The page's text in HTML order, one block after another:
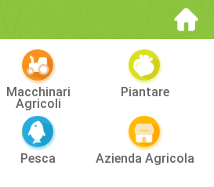
Macchinari
Agricoli
Piantare
Pesca Azienda Agricola